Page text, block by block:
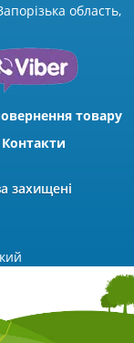
область,
товару
Контакти
захищені